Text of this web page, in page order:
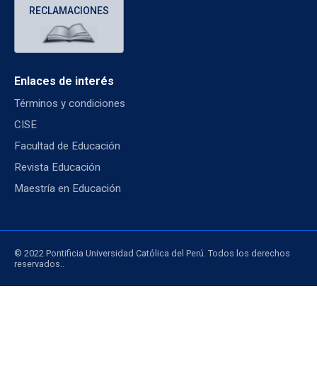
RECLAMACIONES
Enlaces de interés
Términos y condiciones
CISE
Facultad de Educación
Revista Educación
Maestría en Educación
© 2022 Pontificia Universidad Católica del Perú. Todos los derechos
reservados..